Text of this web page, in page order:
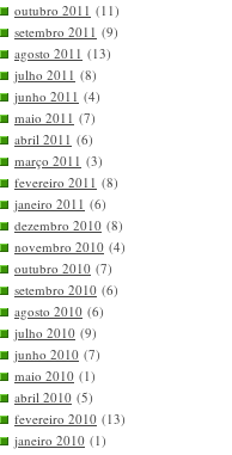
outubro 2011 (11)
setembro 2011 (9)
agosto 2011 (13)
julho 2011 (8)
junho 2011 (4)
maio 2011 (7)
abril 2011 (6)
março 2011 (3)
fevereiro 2011 (8)
janeiro 2011 (6)
dezembro 2010 (8)
novembro 2010 (4)
outubro 2010 (7)
setembro 2010 (6)
agosto 2010 (6)
julho 2010 (9)
junho 2010 (7)
maio 2010 (1)
abril 2010 (5)
fevereiro 2010 (13)
janeiro 2010 (1)